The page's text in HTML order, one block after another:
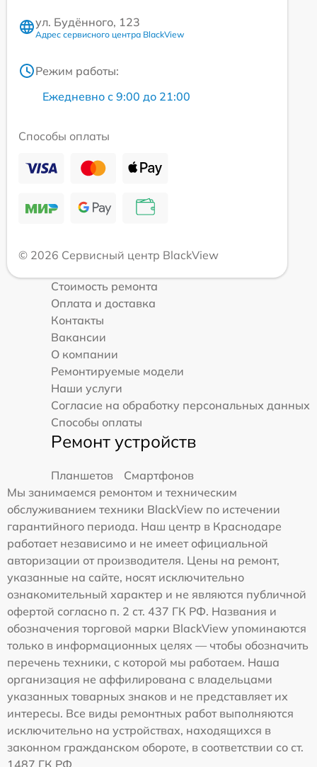
ул. Будённого, 123
Адрес сервисного центра BlackView
Режим работы:
Ежедневно с 9:00 до 21:00
Способы оплаты
© 2026 Сервисный центр BlackView
Стоимость ремонта
Оплата и доставка
Контакты
Вакансии
О компании
Ремонтируемые модели
Наши услуги
Согласие на обработку персональных данных
Способы оплаты
Ремонт устройств
Планшетов
Смартфонов
Мы занимаемся ремонтом и техническим
обслуживанием техники BlackView по истечении
гарантийного периода. Наш центр в Краснодаре
работает независимо и не имеет официальной
авторизации от производителя. Цены на ремонт,
указанные на сайте, носят исключительно
ознакомительный характер и не являются публичной
офертой согласно п. 2 ст. 437 ГК РФ. Названия и
обозначения торговой марки BlackView упоминаются
только в информационных целях — чтобы обозначить
перечень техники, с которой мы работаем. Наша
организация не аффилирована с владельцами
указанных товарных знаков и не представляет их
интересы. Все виды ремонтных работ выполняются
исключительно на устройствах, находящихся в
законном гражданском обороте, в соответствии со ст.
1487 ГК РФ.